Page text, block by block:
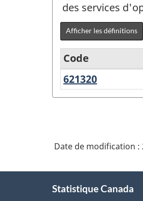
des services
Afficher les définitions
Système
de
industries
l'Amérique
Code
621320
Date de modification :
Statistique Canada